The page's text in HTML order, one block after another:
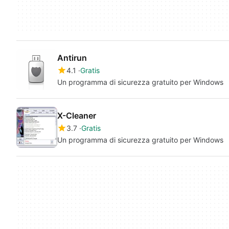
Antirun
4.1 Gratis
Un programma di sicurezza gratuito per Windows
X-Cleaner
3.7 Gratis
Un programma di sicurezza gratuito per Windows